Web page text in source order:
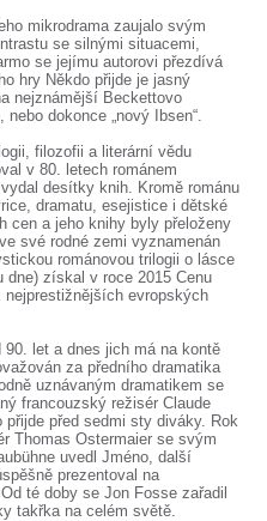
mikrodrama zaujalo svým
se silnými situacemi,
se jejímu autorovi přezdívá
hry Někdo přijde je jasný
nejznámější Beckettovo
dokonce „nový Ibsen“.
filozofii a literární vědu
v 80. letech románem
desítky knih. Kromě románu
dramatu, esejistice i dětské
cen a jeho knihy byly přeloženy
své rodné zemi vyznamenán
románovou trilogii o lásce
získal v roce 2015 Cenu
evropských
let a dnes jich má na kontě
za předního dramatika
uznávaným dramatikem se
francouzský režisér Claude
přijde před sedmi sty diváky. Rok
Thomas Ostermaier se svým
uvedl Jméno, další
prezentoval na
té doby se Jon Fosse zařadil
takřka na celém světě.